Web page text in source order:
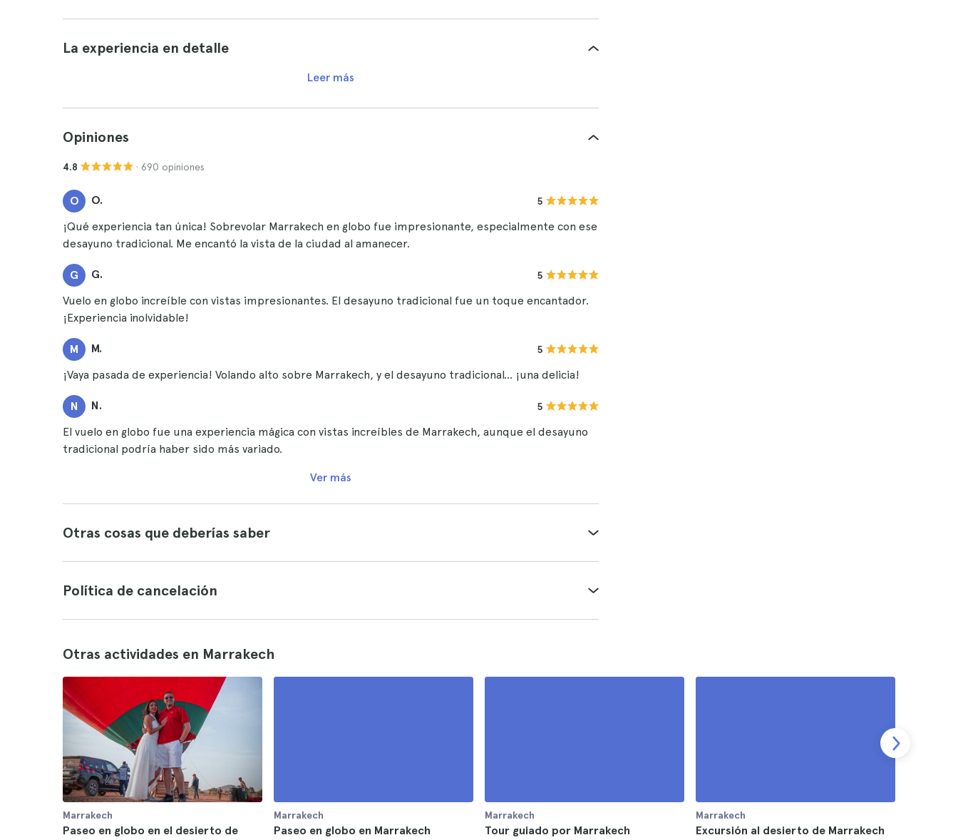
La experiencia en detalle
Leer más
Opiniones
4.8 · 690 opiniones
O O. 5
¡Qué experiencia tan única! Sobrevolar Marrakech en globo fue impresionante, especialmente con ese
desayuno tradicional. Me encantó la vista de la ciudad al amanecer.
G G. 5
Vuelo en globo increíble con vistas impresionantes. El desayuno tradicional fue un toque encantador.
¡Experiencia inolvidable!
M M. 5
¡Vaya pasada de experiencia! Volando alto sobre Marrakech, y el desayuno tradicional... ¡una delicia!
N N. 5
El vuelo en globo fue una experiencia mágica con vistas increíbles de Marrakech, aunque el desayuno
tradicional podría haber sido más variado.
Ver más
Otras cosas que deberías saber
Política de cancelación
Otras actividades en Marrakech
Marrakech
Paseo en globo en el desierto de
Marrakech
Paseo en globo en Marrakech
Marrakech
Tour guiado por Marrakech
Marrakech
Excursión al desierto de Marrakech